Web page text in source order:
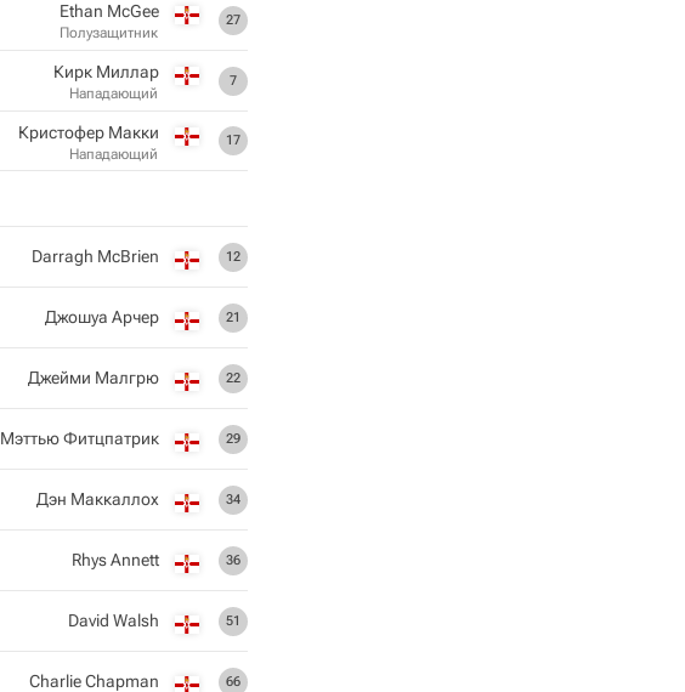
27
Ethan McGee
Полузащитник
7
Кирк Миллар
Нападающий
17
Кристофер Макки
Нападающий
12
Darragh McBrien
21
Джошуа Арчер
22
Джейми Малгрю
29
Мэттью Фитцпатрик
34
Дэн Маккаллох
36
Rhys Annett
51
David Walsh
66
Charlie Chapman